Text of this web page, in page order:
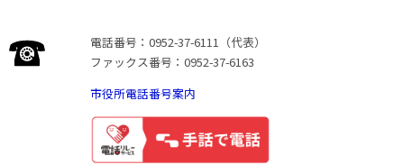
電話番号：0952-37-6111（代表）
ファックス番号：0952-37-6163
市役所電話番号案内